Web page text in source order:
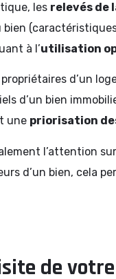
les relevés de
à l’utilisation
d’un
d’un bien
une priorisation
l’attention
d’un bien, cela
de